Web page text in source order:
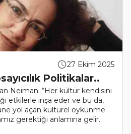
27 Ekim 2025
Politikalar..
Neiman: “Her kültür kendisini
etkilerle inşa eder ve bu da,
yol açan kültürel öykünme
gerektiği anlamına gelir.